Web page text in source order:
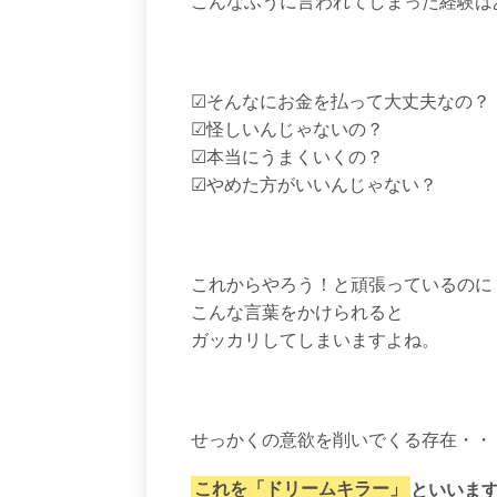
☑︎そんなにお金を払って大丈夫なの？
☑︎怪しいんじゃないの？
☑︎本当にうまくいくの？
☑︎やめた方がいいんじゃない？
これからやろう！と頑張っているのに
こんな言葉をかけられると
ガッカリしてしまいますよね。
せっかくの意欲を削いでくる存在・・
これを「ドリームキラー」 といいます